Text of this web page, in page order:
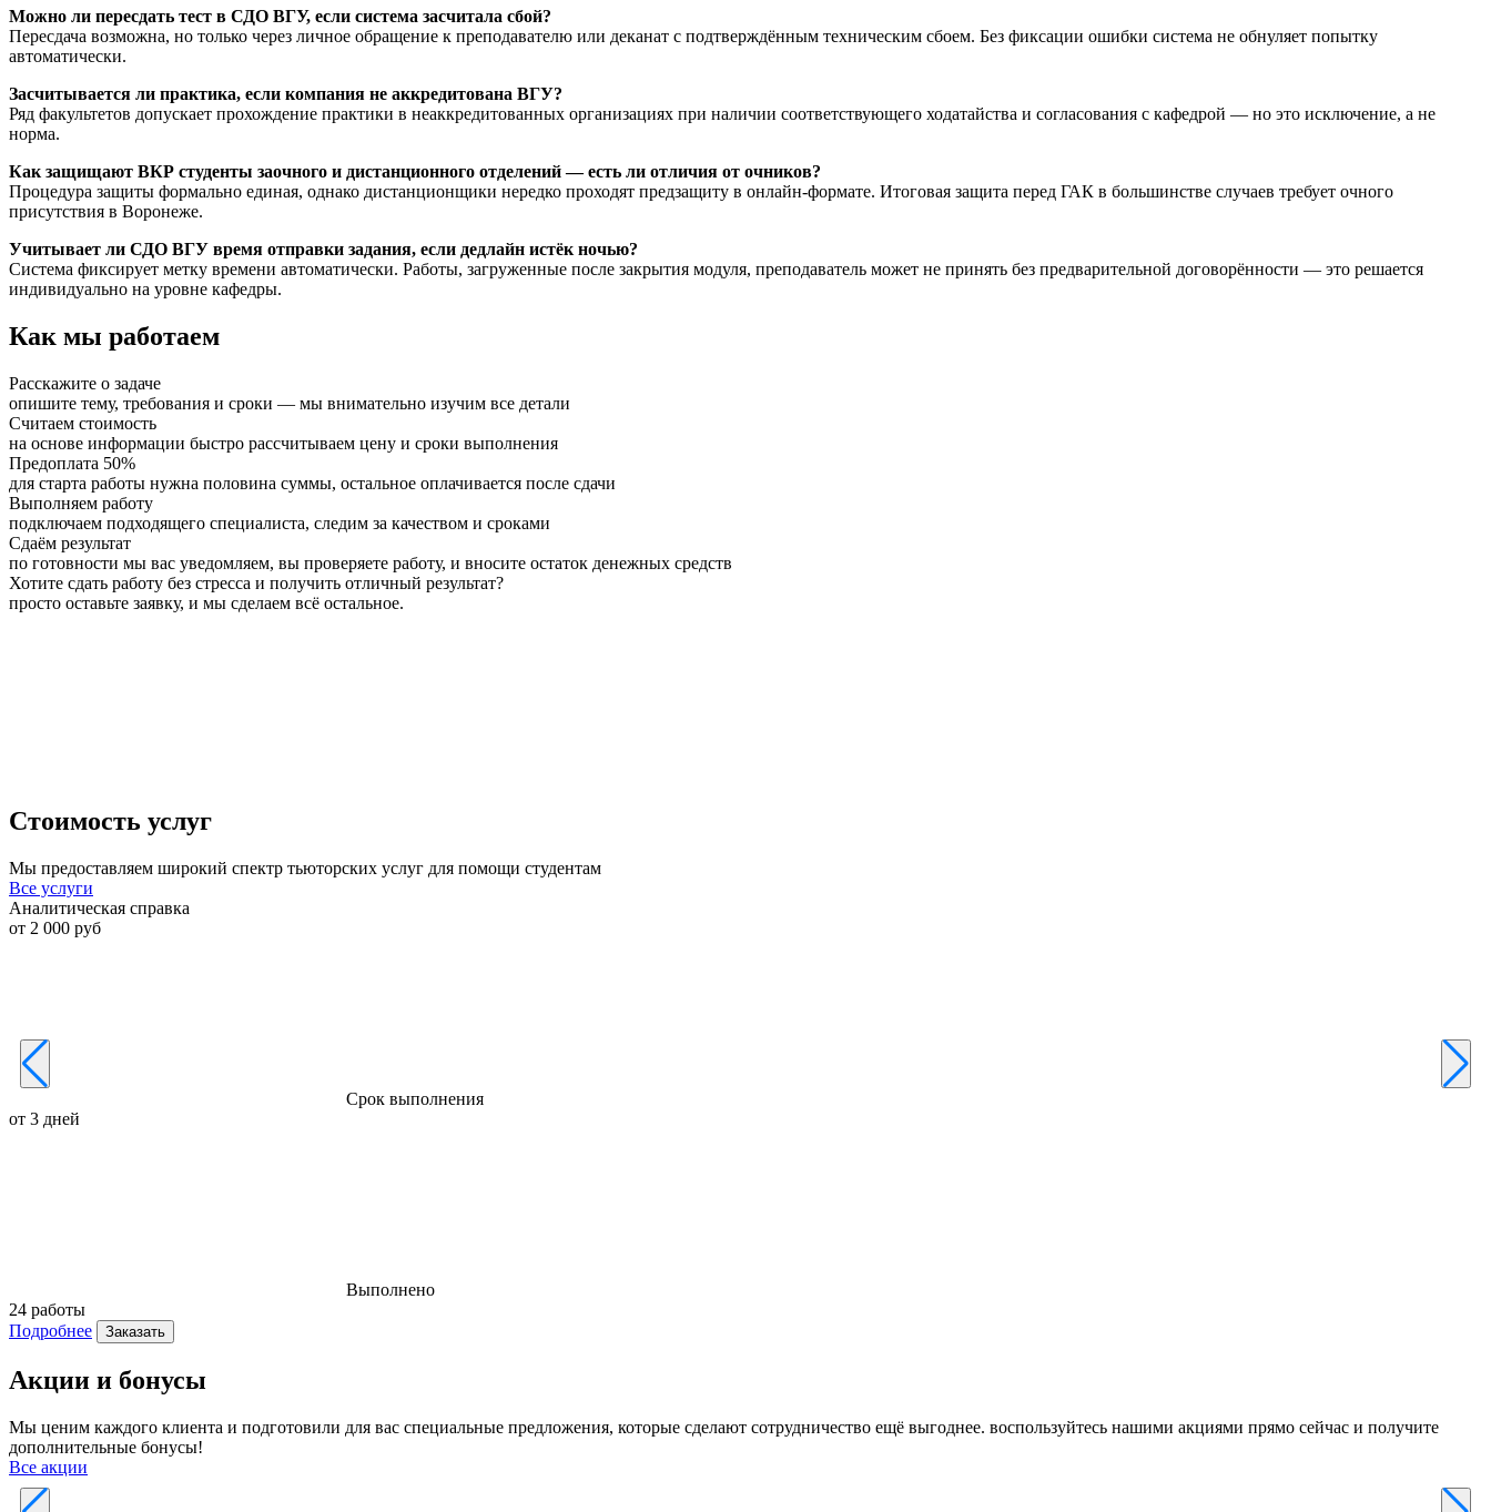
Можно ли пересдать тест в СДО ВГУ, если система засчитала сбой?
Пересдача возможна, но только через личное обращение к преподавателю или деканат с подтверждённым техническим сбоем. Без фиксации ошибки система не обнуляет попытку
автоматически.
Засчитывается ли практика, если компания не аккредитована ВГУ?
Ряд факультетов допускает прохождение практики в неаккредитованных организациях при наличии соответствующего ходатайства и согласования с кафедрой — но это исключение, а не
норма.
Как защищают ВКР студенты заочного и дистанционного отделений — есть ли отличия от очников?
Процедура защиты формально единая, однако дистанционщики нередко проходят предзащиту в онлайн-формате. Итоговая защита перед ГАК в большинстве случаев требует очного
присутствия в Воронеже.
Учитывает ли СДО ВГУ время отправки задания, если дедлайн истёк ночью?
Система фиксирует метку времени автоматически. Работы, загруженные после закрытия модуля, преподаватель может не принять без предварительной договорённости — это решается
индивидуально на уровне кафедры.
Как мы работаем
Расскажите о задаче
опишите тему, требования и сроки — мы внимательно изучим все детали
Считаем стоимость
на основе информации быстро рассчитываем цену и сроки выполнения
Предоплата 50%
для старта работы нужна половина суммы, остальное оплачивается после сдачи
Выполняем работу
подключаем подходящего специалиста, следим за качеством и сроками
Сдаём результат
по готовности мы вас уведомляем, вы проверяете работу, и вносите остаток денежных средств
Хотите сдать работу без стресса и получить отличный результат?
просто оставьте заявку, и мы сделаем всё остальное.
Стоимость услуг
Мы предоставляем широкий спектр тьюторских услуг для помощи студентам
Все услуги
Аналитическая справка
от 2 000 руб
Срок выполнения
от 3 дней
Выполнено
24 работы
Подробнее
Заказать
Акции и бонусы
Мы ценим каждого клиента и подготовили для вас специальные предложения, которые сделают сотрудничество ещё выгоднее. воспользуйтесь нашими акциями прямо сейчас и получите
дополнительные бонусы!
Все акции